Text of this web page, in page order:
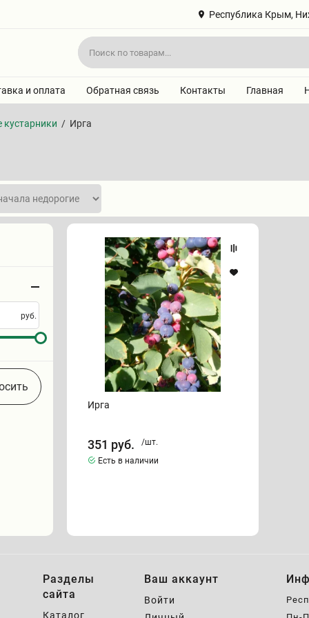
Республика Крым,
и оплата Обратная связь Контакты Главная
/ Ирга
руб.
Ирга
351 руб.
/шт.
Есть в наличии
Разделы
сайта
Каталог
Ваш аккаунт
Войти